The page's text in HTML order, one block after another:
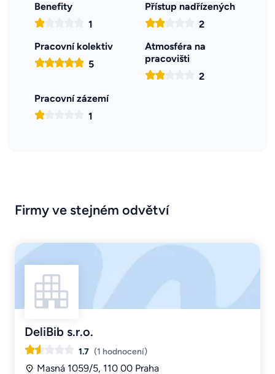
Benefity
1
Přístup nadřízených
2
Pracovní kolektiv
5
Atmosféra na
pracovišti
2
Pracovní zázemí
1
Firmy ve stejném odvětví
DeliBib s.r.o.
1.7 (1 hodnocení)
Masná 1059/5, 110 00 Praha